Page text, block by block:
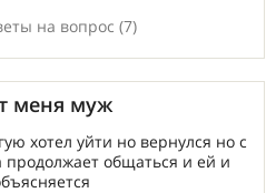
на вопрос (7)
меня муж
хотел уйти но вернулся но с
общаться и ей и